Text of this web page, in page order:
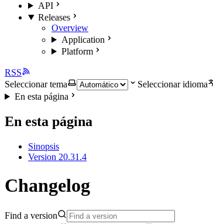
API
Releases
Overview
Application
Platform
RSS
Seleccionar tema
Seleccionar idioma
En esta página
En esta página
Sinopsis
Version 20.31.4
Changelog
Find a version